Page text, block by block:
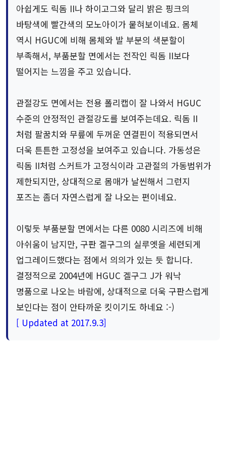
아쉽게도 릭돔 II나 하이고그와 달리 밝은 핑크의
바탕색에 빨간색의 모노아이가 뭍혀보이네요. 몸체
역시 HGUC에 비해 몸체와 발 부분의 색분할이
부족해서, 부품분할 면에서는 전작인 릭돔 II보다
떨어지는 느낌을 주고 있습니다.
관절강도 면에서는 전용 폴리캡이 잘 나와서 HGUC
수준의 안정적인 관절강도를 보여주는데요. 릭돔 II
처럼 팔꿈치와 무릎에 두꺼운 연결핀이 적용되면서
더욱 튼튼한 고정성을 보여주고 있습니다. 가동성은
릭돔 II처럼 스커트가 고정식이라 고관절의 가동범위가
제한되지만, 상대적으로 몸매가 날씬해서 그런지
포즈는 좀더 자연스럽게 잘 나오는 편이네요.
이렇듯 부품분할 면에서는 다른 0080 시리즈에 비해
아쉬움이 남지만, 구판 겔구그의 실루엣을 세련되게
업그레이드했다는 점에서 의의가 있는 듯 합니다.
결정적으로 2004년에 HGUC 겔구그 J가 워낙
명품으로 나오는 바람에, 상대적으로 더욱 구판스럽게
보인다는 점이 안타까운 킷이기도 하네요 :-)
[ Updated at 2017.9.3]